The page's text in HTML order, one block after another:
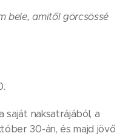
bele, amitől görcsössé
saját naksatrájából, a
30-án, és majd jövő